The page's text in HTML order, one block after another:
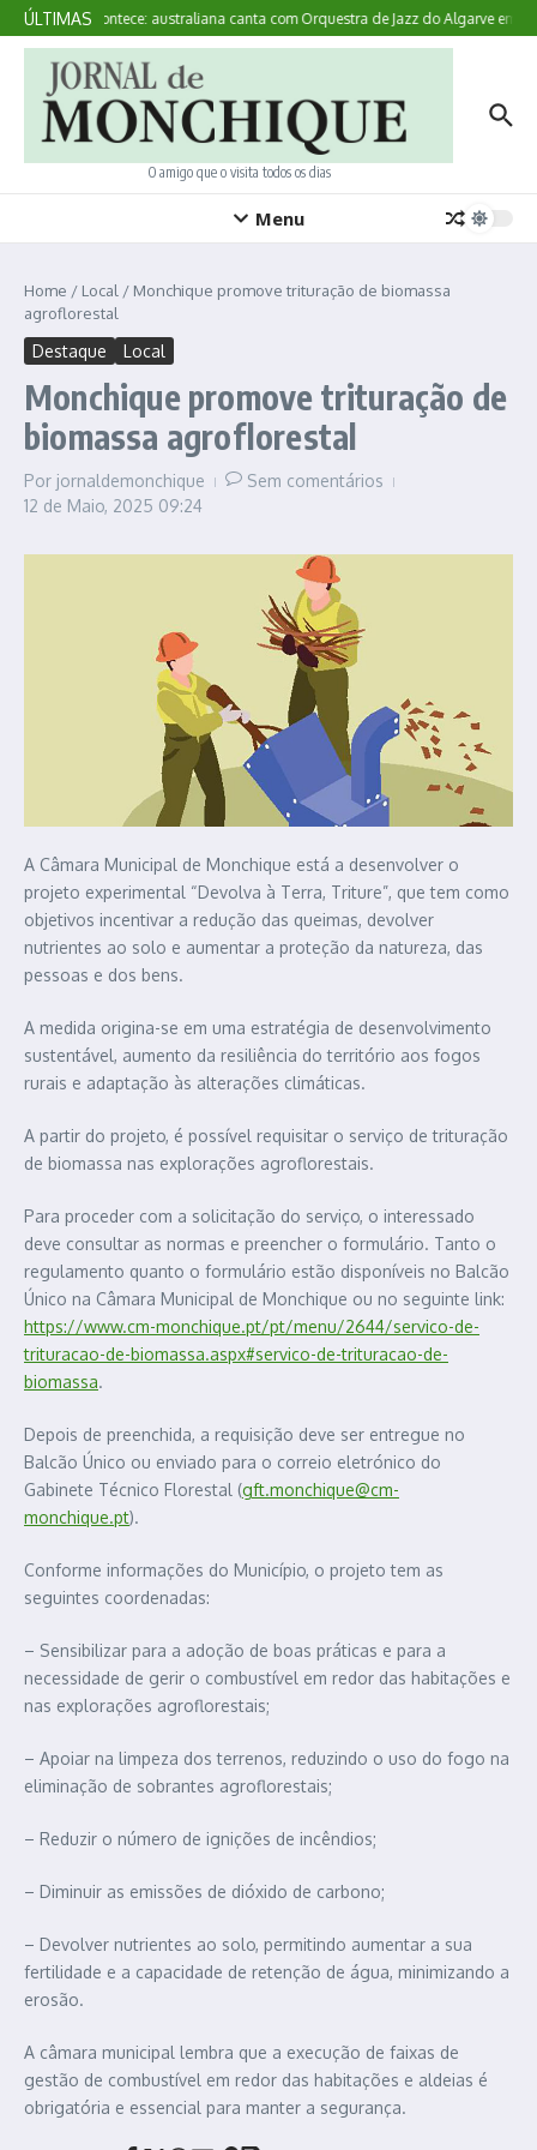
Ir para o conteúdo
ÚLTIMAS
Aqui Acontece: australiana canta com Orquestra de Jazz do Algarve em
O amigo que o visita todos os dias
Menu
Home / Local / Monchique promove trituração de biomassa
agroflorestal
Destaque Local
Monchique promove trituração de
biomassa agroflorestal
Por jornaldemonchique
Sem comentários
12 de Maio, 2025 09:24
A Câmara Municipal de Monchique está a desenvolver o
projeto experimental “Devolva à Terra, Triture”, que tem como
objetivos incentivar a redução das queimas, devolver
nutrientes ao solo e aumentar a proteção da natureza, das
pessoas e dos bens.
A medida origina-se em uma estratégia de desenvolvimento
sustentável, aumento da resiliência do território aos fogos
rurais e adaptação às alterações climáticas.
A partir do projeto, é possível requisitar o serviço de trituração
de biomassa nas explorações agroflorestais.
Para proceder com a solicitação do serviço, o interessado
deve consultar as normas e preencher o formulário. Tanto o
regulamento quanto o formulário estão disponíveis no Balcão
Único na Câmara Municipal de Monchique ou no seguinte link:
https://www.cm-monchique.pt/pt/menu/2644/servico-de-
trituracao-de-biomassa.aspx#servico-de-trituracao-de-
biomassa.
Depois de preenchida, a requisição deve ser entregue no
Balcão Único ou enviado para o correio eletrónico do
Gabinete Técnico Florestal (gft.monchique@cm-
monchique.pt).
Conforme informações do Município, o projeto tem as
seguintes coordenadas:
– Sensibilizar para a adoção de boas práticas e para a
necessidade de gerir o combustível em redor das habitações e
nas explorações agroflorestais;
– Apoiar na limpeza dos terrenos, reduzindo o uso do fogo na
eliminação de sobrantes agroflorestais;
– Reduzir o número de ignições de incêndios;
– Diminuir as emissões de dióxido de carbono;
– Devolver nutrientes ao solo, permitindo aumentar a sua
fertilidade e a capacidade de retenção de água, minimizando a
erosão.
A câmara municipal lembra que a execução de faixas de
gestão de combustível em redor das habitações e aldeias é
obrigatória e essencial para manter a segurança.